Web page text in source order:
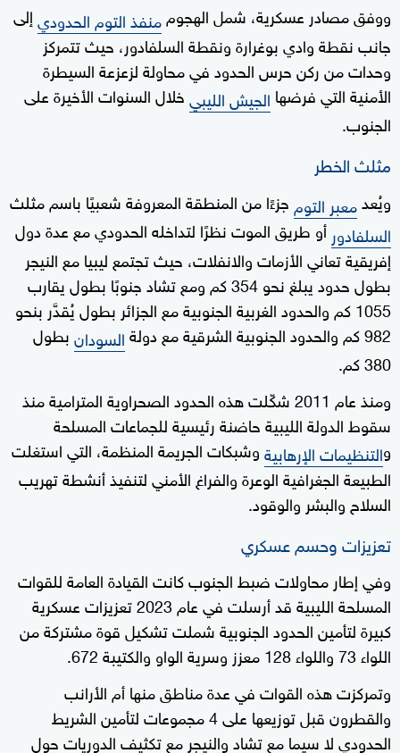
ووفق مصادر عسكرية، شمل الهجوممنفذ التوم الحدوديإلى
جانب نقطة وادي بوغرارة ونقطة السلفادور، حيث تتمركز
وحدات من ركن حرس الحدود في محاولة لزعزعة السيطرة
الأمنية التي فرضها الجيش الليبيخلال السنوات الأخيرة على
الجنوب.
مثلث الخطر
ويُعدمعبر التوم جزءًا من المنطقة المعروفة شعبيًا باسم مثلث
السلفادور أو طريق الموت نظرًا لتداخله الحدودي مع عدة دول
إفريقية تعاني الأزمات والانفلات، حيث تجتمع ليبيا مع النيجر
بطول حدود يبلغ نحو 354 كم ومع تشاد جنوبًا بطول يقارب
1055 كم والحدود الغربية الجنوبية مع الجزائر بطول يُقدَّر بنحو
982 كم والحدود الجنوبية الشرقية مع دولة
السودانبطول
380 كم.
ومنذ عام 2011 شكّلت هذه الحدود الصحراوية المترامية منذ
سقوط الدولة الليبية حاضنة رئيسية للجماعات المسلحة
والتنظيمات الإرهابيةوشبكات الجريمة المنظمة، التي استغلت
الطبيعة الجغرافية الوعرة والفراغ الأمني لتنفيذ أنشطة تهريب
السلاح والبشر والوقود.
تعزيزات وحسم عسكري
وفي إطار محاولات ضبط الجنوب كانت القيادة العامة للقوات
المسلحة الليبية قد أرسلت في عام 2023 تعزيزات عسكرية
كبيرة لتأمين الحدود الجنوبية شملت تشكيل قوة مشتركة من
اللواء 73 واللواء 128 معزز وسرية الواو والكتيبة 672.
وتمركزت هذه القوات في عدة مناطق منها أم الأرانب
والقطرون قبل توزيعها على 4 مجموعات لتأمين الشريط
الحدودي لا سيما مع تشاد والنيجر مع تكثيف الدوريات حول